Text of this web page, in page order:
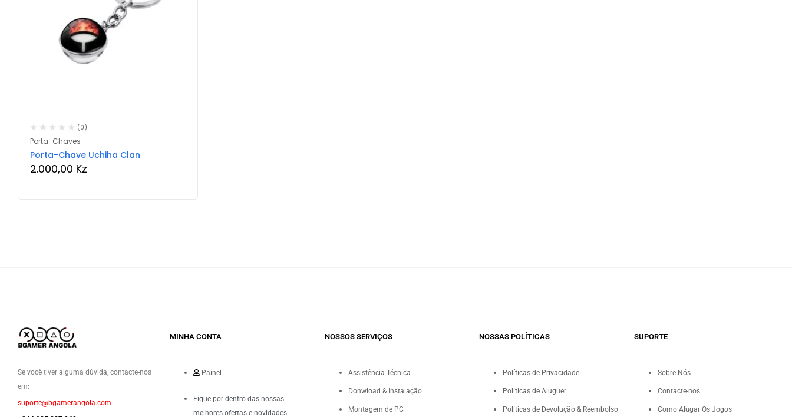
(0)
Porta-Chaves
Porta-Chave Uchiha Clan
2.000,00 Kz
Se você tiver alguma dúvida, contacte-nos
em:
suporte@bgamerangola.com
MINHA CONTA
Painel
Fique por dentro das nossas
melhores ofertas e novidades.
NOSSOS SERVIÇOS​
Assistência Técnica
Donwload & Instalação
Montagem de PC
NOSSAS POLÍTICAS
Políticas de Privacidade
Políticas de Aluguer
Políticas de Devolução & Reembolso
SUPORTE
Sobre Nós
Contacte-nos
Como Alugar Os Jogos